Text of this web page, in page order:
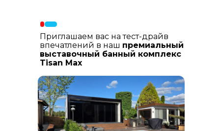
Приглашаем вас на тест-драйв
впечатлений в наш премиальный
выставочный банный комплекс
Tisan Max
лиственницы, шлифованный
керамогранит